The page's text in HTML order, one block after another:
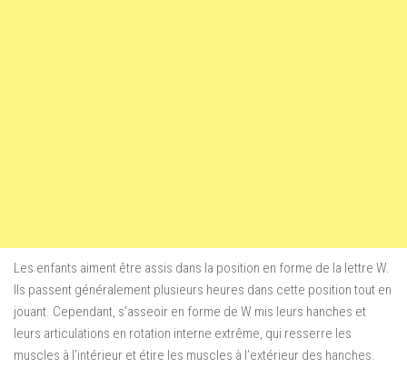
Les enfants aiment être assis dans la position en forme de la lettre W.
Ils passent généralement plusieurs heures dans cette position tout en
jouant. Cependant, s’asseoir en forme de W mis leurs hanches et
leurs articulations en rotation interne extrême, qui resserre les
muscles à l’intérieur et étire les muscles à l’extérieur des hanches.